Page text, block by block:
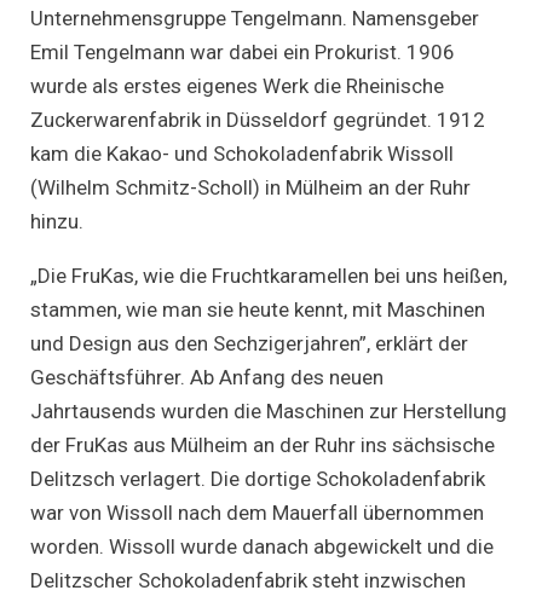
Unternehmensgruppe Tengelmann. Namensgeber
Emil Tengelmann war dabei ein Prokurist. 1906
wurde als erstes eigenes Werk die Rheinische
Zuckerwarenfabrik in Düsseldorf gegründet. 1912
kam die Kakao- und Schokoladenfabrik Wissoll
(Wilhelm Schmitz-Scholl) in Mülheim an der Ruhr
hinzu.
„Die FruKas, wie die Fruchtkaramellen bei uns heißen,
stammen, wie man sie heute kennt, mit Maschinen
und Design aus den Sechzigerjahren”, erklärt der
Geschäftsführer. Ab Anfang des neuen
Jahrtausends wurden die Maschinen zur Herstellung
der FruKas aus Mülheim an der Ruhr ins sächsische
Delitzsch verlagert. Die dortige Schokoladenfabrik
war von Wissoll nach dem Mauerfall übernommen
worden. Wissoll wurde danach abgewickelt und die
Delitzscher Schokoladenfabrik steht inzwischen